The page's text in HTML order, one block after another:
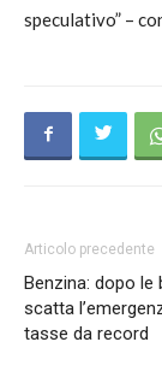
speculativo” –
Articolo precedente
Benzina: dopo le
scatta
tasse da record